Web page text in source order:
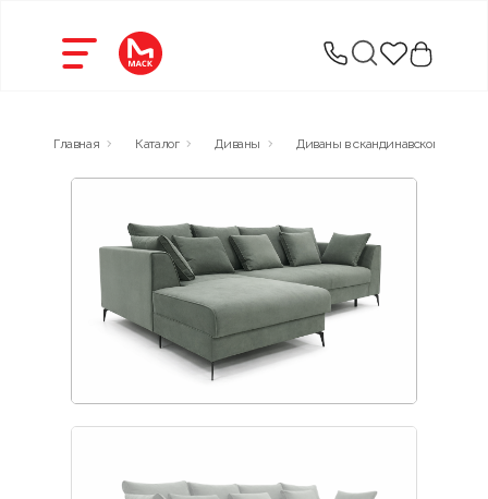
Главная Каталог Диваны Диваны в скандинавском стиле